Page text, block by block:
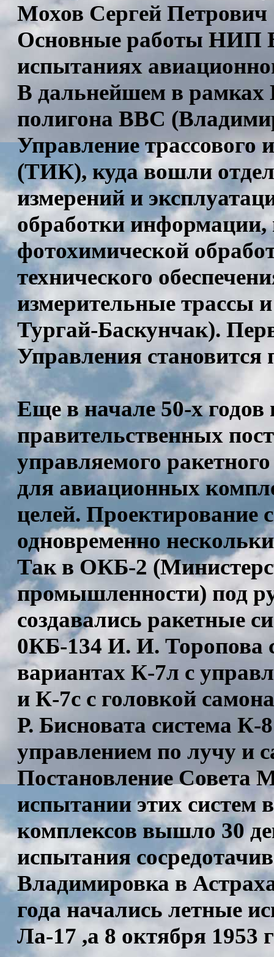
Мохов Сергей Петрович
Основные работы НИП
испытаниях
В дальнейшем в рамках
полигона ВВС
Управление трассового
(ТИК), куда вошли
измерений и
обработки
фотохимической
технического
измерительные трассы
Тургай-Баскунчак).
Управления
Еще в начале 50-х
правительственных
управляемого
для авиационных
целей. Проектирование
одновременно
Так в ОКБ-2
промышленности) под
создавались ракетные
0КБ-134 И. И. Торопова
вариантах К-7л с
и К-7с с головкой
Р. Бисновата система К-
управлением по лучу и
Постановление Совета
испытании этих систем
комплексов вышло 30
испытания
Владимировка в
года начались летные
Ла-17 ,а 8 октября 1953